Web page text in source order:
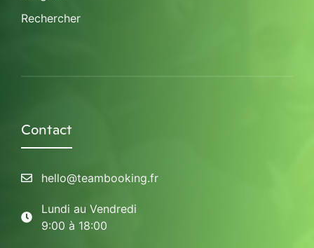
Rechercher
Contact
hello@teambooking.fr
Lundi au Vendredi
9:00 à 18:00